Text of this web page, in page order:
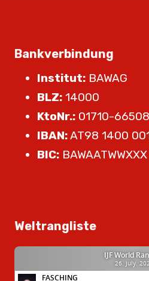
Bankverbindung
Institut: BAWAG
BLZ: 14000
KtoNr.: 01710-
IBAN:AT98 1400
BIC: BAWAATWWXXX
Weltrangliste